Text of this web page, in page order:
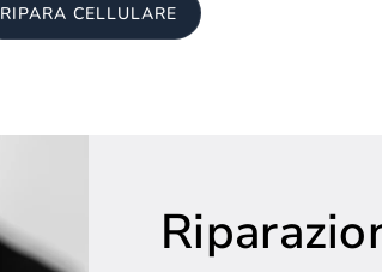
RIPARA CELLULARE